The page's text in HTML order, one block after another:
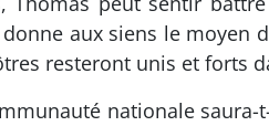
aux siens le
resteront unis et forts
nationale